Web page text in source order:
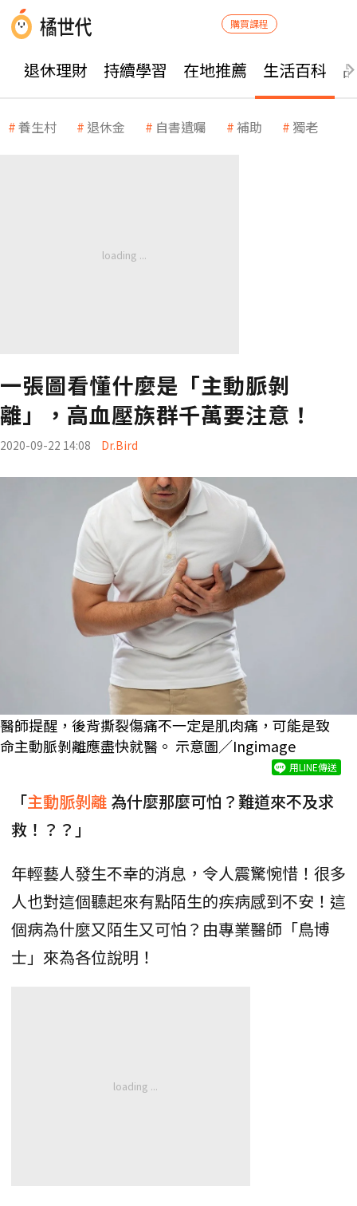
購買課程
退休理財 持續學習 在地推薦 生活百科
養生村 退休金 自書遺囑 補助 獨老
一張圖看懂什麼是「主動脈剝
離」，高血壓族群千萬要注意！
2020-09-22 14:08 Dr.Bird
醫師提醒，後背撕裂傷痛不一定是肌肉痛，可能是致
命主動脈剝離應盡快就醫。 示意圖／Ingimage
用LINE傳送
「主動脈剝離 為什麼那麼可怕？難道來不及求
救！？？」
年輕藝人發生不幸的消息，令人震驚惋惜！很多
人也對這個聽起來有點陌生的疾病感到不安！這
個病為什麼又陌生又可怕？由專業醫師「鳥博
士」來為各位說明！